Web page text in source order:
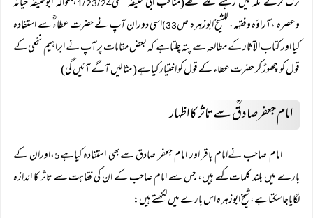
1 23 24
وعصرہ ،آراؤہ وفقہہ، للشیخ ابوزہرہ ص33) اسی دوران آپ نے حضرت عطاءؓ سے استفادہ
کیا اور کتاب الآثار کے مطالعہ سے پتہ چلتاہے کہ بعض مقامات پر آپ نے ابراہیم نخعی کے
قول کو چھوڑ کر حضرت عطاء کے قول کو اختیار کیاہے( مثالیں آگے آئیں گی)
امام جعفرصادقؒ سے تاثر کا اظہار
امام صاحب نےامام باقر اور امام جعفر صادق سےبھی استفادہ کیاہے5،اوران کے
بارے میں بلند کلمات کہے ہیں، جس سے امام صاحب کے ان کی فقاہت سے تاثر کا اندازہ
لگایاجاسکتاہے،شیخ ابوزہرہ اس بارے میں لکھتے ہیں: